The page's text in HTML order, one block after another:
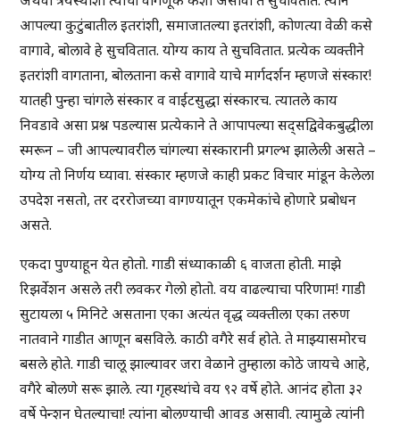
आपल्या कुटुंबातील इतरांशी, समाजातल्या इतरांशी, कोणत्या वेळी कसे
वागावे, बोलावे हे सुचवितात. योग्य काय ते सुचवितात. प्रत्येक व्यक्तीने
इतरांशी वागताना, बोलताना कसे वागावे याचे मार्गदर्शन म्हणजे संस्कार!
यातही पुन्हा चांगले संस्कार व वाईटसुद्धा संस्कारच. त्यातले काय
निवडावे असा प्रश्न पडल्यास प्रत्येकाने ते आपापल्या सद्सद्विवेकबुद्धीला
स्मरून – जी आपल्यावरील चांगल्या संस्कारानी प्रगल्भ झालेली असते –
योग्य तो निर्णय घ्यावा. संस्कार म्हणजे काही प्रकट विचार मांडून केलेला
उपदेश नसतो, तर दररोजच्या वागण्यातून एकमेकांचे होणारे प्रबोधन
असते.
एकदा पुण्याहून येत होतो. गाडी संध्याकाळी ६ वाजता होती. माझे
रिझर्वेशन असले तरी लवकर गेलो होतो. वय वाढल्याचा परिणाम! गाडी
सुटायला ५ मिनिटे असताना एका अत्यंत वृद्ध व्यक्तीला एका तरुण
नातवाने गाडीत आणून बसविले. काठी वगैरे सर्व होते. ते माझ्यासमोरच
बसले होते. गाडी चालू झाल्यावर जरा वेळाने तुम्हाला कोठे जायचे आहे,
वगैरे बोलणे सरू झाले. त्या गृहस्थांचे वय ९२ वर्षे होते. आनंद होता ३२
वर्षे पेन्शन घेतल्याचा! त्यांना बोलण्याची आवड असावी. त्यामुळे त्यांनी